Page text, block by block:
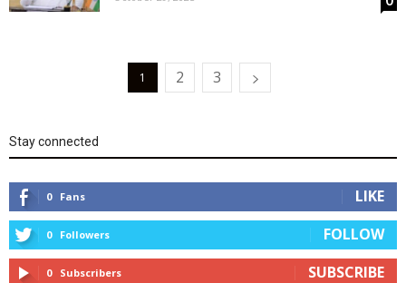
1 2 3
Stay connected
0 Fans LIKE
0 Followers FOLLOW
0 Subscribers SUBSCRIBE